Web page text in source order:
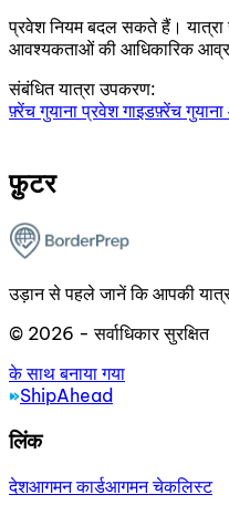
प्रवेश नियम बदल सकते हैं।
आवश्यकताओं की आधिकारिक
संबंधित यात्रा उपकरण:
फ़्रेंच गुयाना प्रवेश गाइडफ़्रेंच
फ़ुटर
उड़ान से पहले जानें कि आपकी
© 2026 - सर्वाधिकार सुरक्षित
के साथ बनाया गया
ShipAhead
लिंक
देशआगमन कार्डआगमन चेकलिस्ट